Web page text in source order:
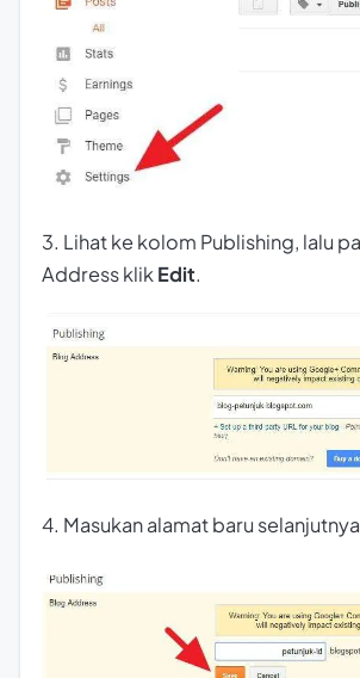
3. Lihat ke kolom Publishing, lalu
Address klik Edit.
4. Masukan alamat baru selanjutnya